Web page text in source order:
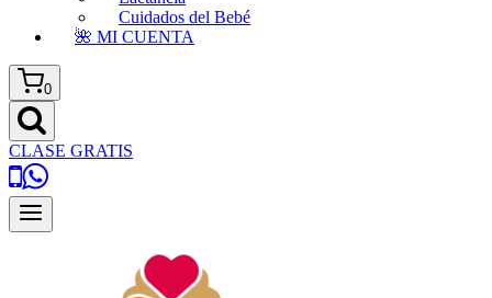
Cuidados del Bebé
🌺 MI CUENTA
0
CLASE GRATIS